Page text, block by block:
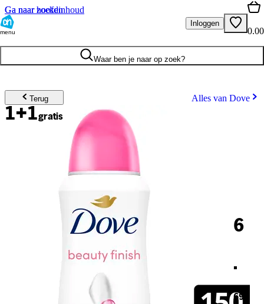
Ga naar hoofdinhoud
Ga naar zoeken
menu
Inloggen
0.00
Waar ben je naar op zoek?
Terug Alles van Dove
1+1gratis
6
.
69